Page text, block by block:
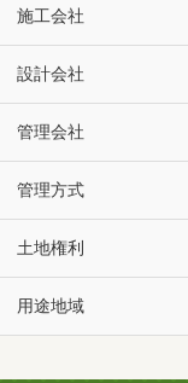
施工会社
設計会社
管理会社
管理方式
土地権利
用途地域